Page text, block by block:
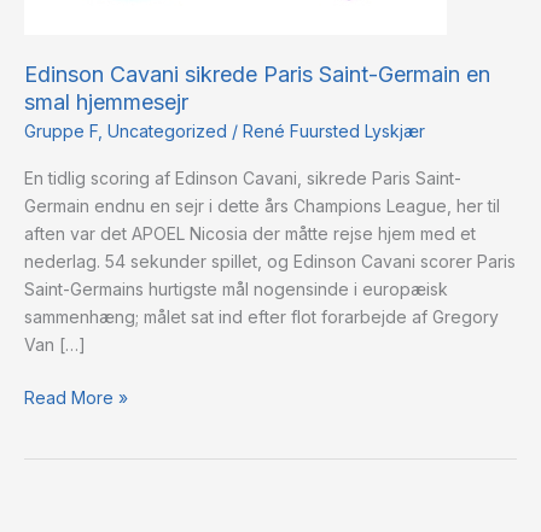
Edinson Cavani sikrede Paris Saint-Germain en
smal hjemmesejr
Gruppe F Uncategorized / René Fuursted Lyskjær
En tidlig scoring af Edinson Cavani, sikrede Paris Saint-
Germain endnu en sejr i dette års Champions League, her til
aften var det APOEL Nicosia der måtte rejse hjem med et
nederlag. 54 sekunder spillet, og Edinson Cavani scorer Paris
Saint-Germains hurtigste mål nogensinde i europæisk
sammenhæng; målet sat ind efter flot forarbejde af Gregory
Van […]
Read More »